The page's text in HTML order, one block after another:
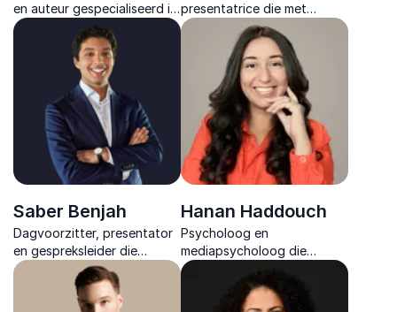
en auteur gespecialiseerd in
kansenongelijkheid,
diversiteit, inclusie,
radicalisering en
onderwijsvernieuwing.
presentatrice die met
creatieve storytelling
inclusie tot leven brengt en
ieder publiek inspireert met
herkenbare inzichten.
Saber Benjah
Dagvoorzitter, presentator
en gespreksleider die
verhalen inzet om
verbinding te creëren en elk
evenement interactief en
Hanan Haddouch
Psycholoog en
mediapsycholoog die
organisaties helpt mentale
veerkracht te vergroten en
stress om te zetten in